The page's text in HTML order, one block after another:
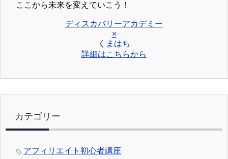
ここから未来を変えていこう！
ディスカバリーアカデミー
×
くまはち
詳細はこちらから
カテゴリー
アフィリエイト初心者講座